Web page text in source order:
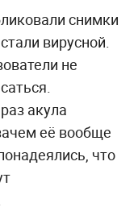
снимки
вирусной.
не
акула
её вообще
что